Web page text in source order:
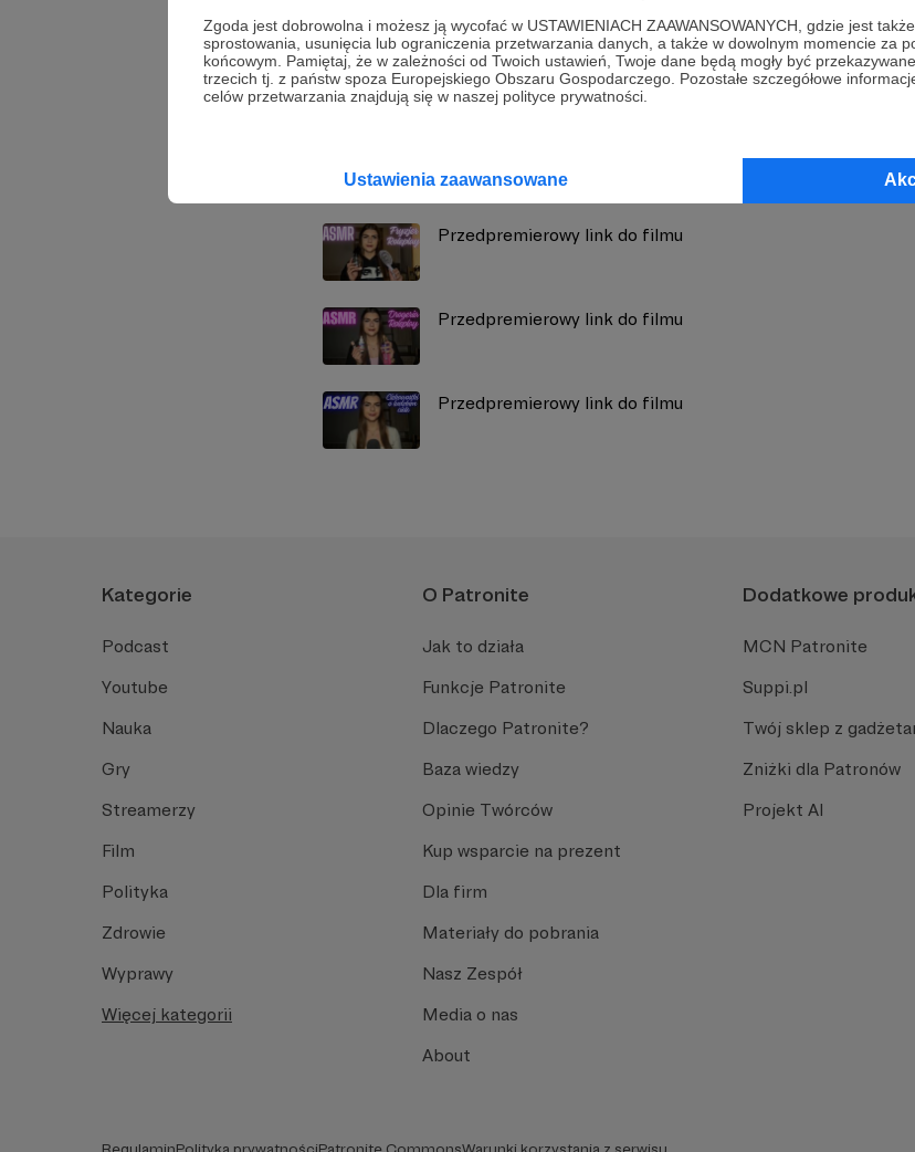
Zgoda jest dobrowolna i możesz ją wycofać w USTAWIENIACH ZAAWANSOWANYCH, gdzie jest
sprostowania, usunięcia lub ograniczenia przetwarzania danych, a także w dowolnym momencie za
końcowym. Pamiętaj, że w zależności od Twoich ustawień, Twoje dane będą mogły być
trzecich tj. z państw spoza Europejskiego Obszaru Gospodarczego. Pozostałe szczegółowe
celów przetwarzania znajdują się w naszej polityce prywatności.
Ustawienia zaawansowane
Lala ASMR
Zobacz również
Przedpremierowy link do filmu
Przedpremierowy link do filmu
Przedpremierowy link do filmu
Kategorie
Podcast
Youtube
Nauka
Gry
Streamerzy
Film
Polityka
Zdrowie
Wyprawy
Więcej kategorii
O Patronite
Jak to działa
Funkcje Patronite
Dlaczego Patronite?
Baza wiedzy
Opinie Twórców
Kup wsparcie na prezent
Dla firm
Materiały do pobrania
Nasz Zespół
Media o nas
About
Dodatkowe
MCN Patronite
Suppi.pl
Twój sklep z
Zniżki dla Patronów
Projekt AI
RegulaminPolityka prywatnościPatronite CommonsWarunki korzystania z serwisu